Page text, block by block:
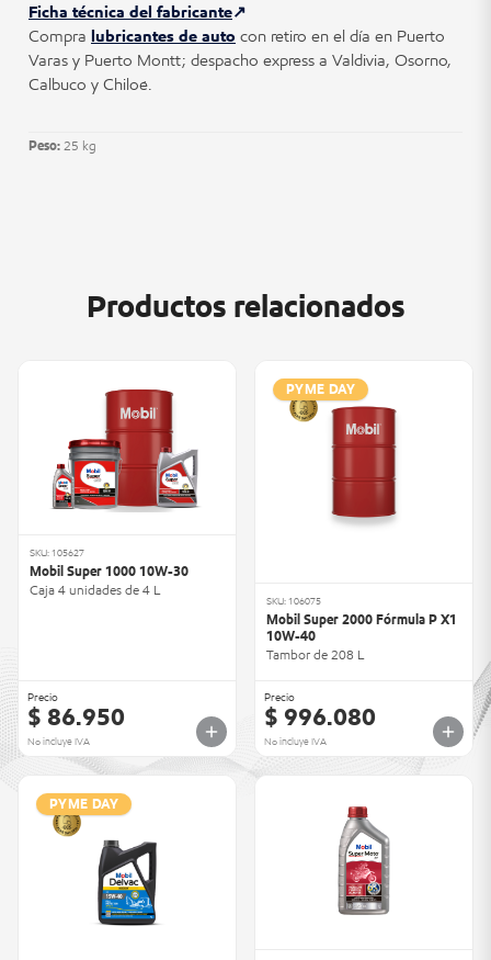
Ficha técnica del fabricante
Compra lubricantes de auto con retiro en el día en Puerto
Varas y Puerto Montt; despacho express a Valdivia, Osorno,
Calbuco y Chiloé.
Peso: 25 kg
Productos relacionados
SKU: 105627
Mobil Super 1000 10W-30
Caja 4 unidades de 4 L
Precio
$ 86.950
No incluye IVA
PYME DAY
SKU: 106075
Mobil Super 2000 Fórmula P X1
10W-40
Tambor de 208 L
Precio
$ 996.080
No incluye IVA
PYME DAY